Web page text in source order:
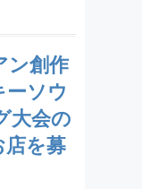
ン創作
ーソウ
大会の
店を募